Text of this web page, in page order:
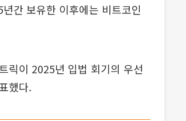
간 보유한 이후에는 비트코인
릭이 2025년 입법 회기의 우선
했다.